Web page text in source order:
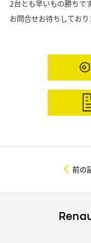
2台とも早いもの勝ちで
お問合せお待ちしており
前の